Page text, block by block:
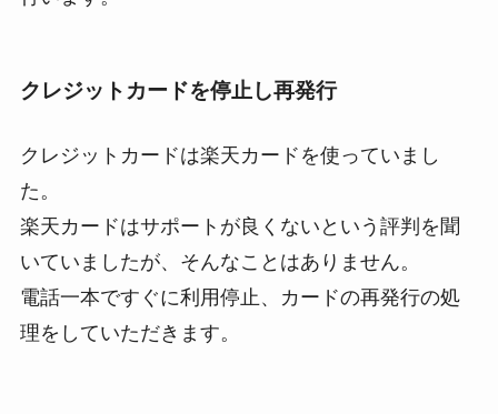
クレジットカードを停止し再発行
クレジットカードは楽天カードを使っていまし
た。
楽天カードはサポートが良くないという評判を聞
いていましたが、そんなことはありません。
電話一本ですぐに利用停止、カードの再発行の処
理をしていただきます。